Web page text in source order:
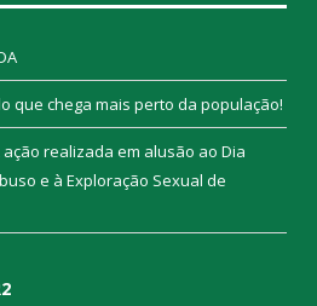
que chega mais perto da população!
realizada em alusão ao Dia
e à Exploração Sexual de